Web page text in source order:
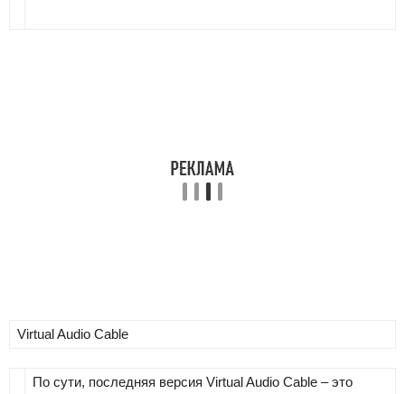
Virtual Audio Cable
По сути, последняя версия Virtual Audio Cable – это